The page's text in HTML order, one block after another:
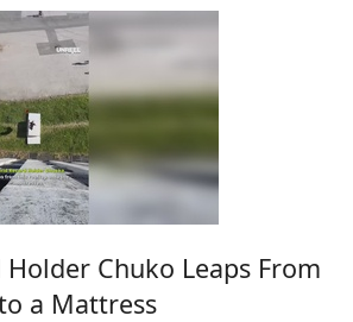
Chuko Leaps From
a Mattress